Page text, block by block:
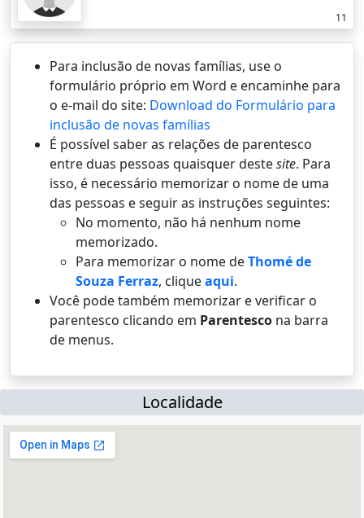
11
Para inclusão de novas famílias, use o
formulário próprio em Word e encaminhe para
o e-mail do site: Download do Formulário para
inclusão de novas famílias
É possí­vel saber as relações de parentesco
entre duas pessoas quaisquer destesite. Para
isso, é necessário memorizar o nome de uma
das pessoas e seguir as instruções seguintes:
No momento, não há nenhum nome
memorizado.
Para memorizar o nome deThomé de
Souza Ferraz, cliqueaqui.
Você pode também memorizar e verificar o
parentesco clicando em Parentesco na barra
de menus.
Localidade